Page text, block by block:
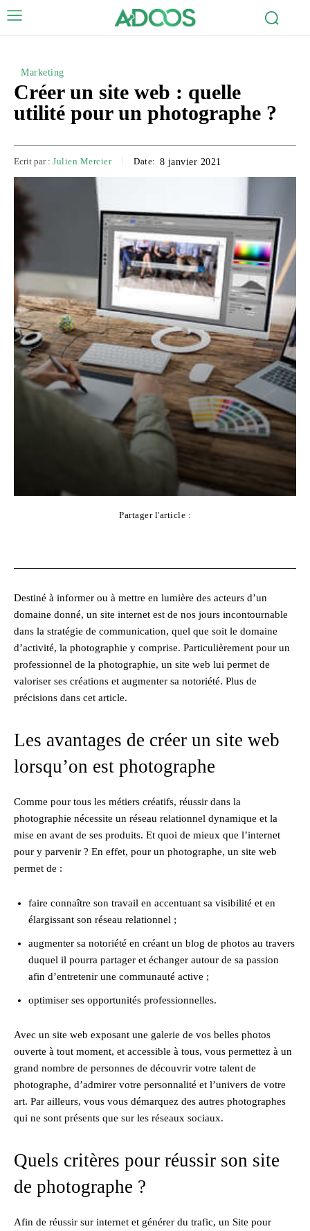
Marketing
Créer un site web : quelle
utilité pour un photographe ?
Ecrit par : Julien Mercier Date: 8 janvier 2021
Partager l'article :
Destiné à informer ou à mettre en lumière des acteurs d’un
domaine donné, un site internet est de nos jours incontournable
dans la stratégie de communication, quel que soit le domaine
d’activité, la photographie y comprise. Particulièrement pour un
professionnel de la photographie, un site web lui permet de
valoriser ses créations et augmenter sa notoriété. Plus de
précisions dans cet article.
Les avantages de créer un site web
lorsqu’on est photographe
Comme pour tous les métiers créatifs, réussir dans la
photographie nécessite un réseau relationnel dynamique et la
mise en avant de ses produits. Et quoi de mieux que l’internet
pour y parvenir ? En effet, pour un photographe, un site web
permet de :
faire connaître son travail en accentuant sa visibilité et en
élargissant son réseau relationnel ;
augmenter sa notoriété en créant un blog de photos au travers
duquel il pourra partager et échanger autour de sa passion
afin d’entretenir une communauté active ;
optimiser ses opportunités professionnelles.
Avec un site web exposant une galerie de vos belles photos
ouverte à tout moment, et accessible à tous, vous permettez à un
grand nombre de personnes de découvrir votre talent de
photographe, d’admirer votre personnalité et l’univers de votre
art. Par ailleurs, vous vous démarquez des autres photographes
qui ne sont présents que sur les réseaux sociaux.
Quels critères pour réussir son site
de photographe ?
Afin de réussir sur internet et générer du trafic, un Site pour